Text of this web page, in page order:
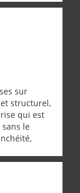
sur
structurel,
qui est
le
mis en
assurée.